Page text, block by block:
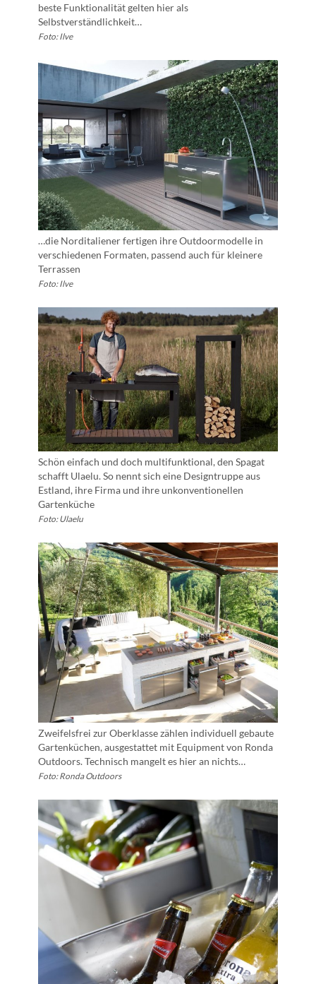
beste Funktionalität gelten hier als
Selbstverständlichkeit…
Foto: Ilve
…die Norditaliener fertigen ihre Outdoormodelle in
verschiedenen Formaten, passend auch für kleinere
Terrassen
Foto: Ilve
Schön einfach und doch multifunktional, den Spagat
schafft Ulaelu. So nennt sich eine Designtruppe aus
Estland, ihre Firma und ihre unkonventionellen
Gartenküche
Foto: Ulaelu
Zweifelsfrei zur Oberklasse zählen individuell gebaute
Gartenküchen, ausgestattet mit Equipment von Ronda
Outdoors. Technisch mangelt es hier an nichts…
Foto: Ronda Outdoors